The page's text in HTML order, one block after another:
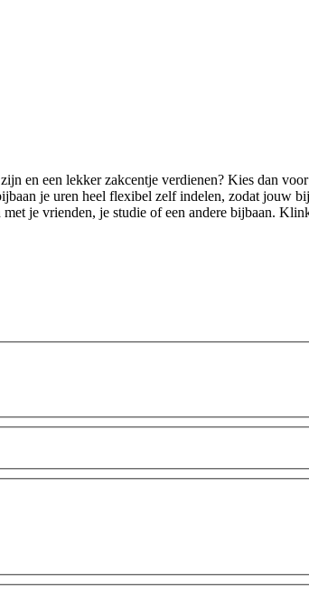
en een lekker zakcentje verdienen? Kies dan
je uren heel flexibel zelf indelen, zodat jouw
je vrienden, je studie of een andere bijbaan.